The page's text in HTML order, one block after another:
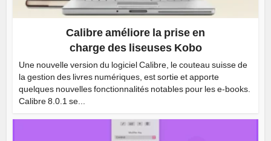
Calibre améliore la prise en
charge des liseuses Kobo
Une nouvelle version du logiciel Calibre, le couteau suisse de
la gestion des livres numériques, est sortie et apporte
quelques nouvelles fonctionnalités notables pour les e-books.
Calibre 8.0.1 se...